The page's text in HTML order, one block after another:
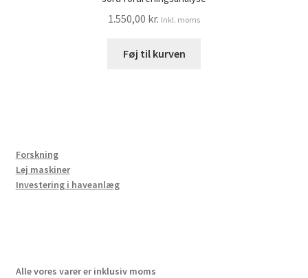
1.550,00 kr. Inkl. moms
Føj til kurven
Forskning
Lej maskiner
Investering i haveanlæg
Alle vores varer er inklusiv moms